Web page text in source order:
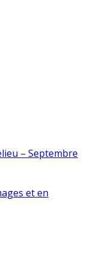
– Septembre
et en